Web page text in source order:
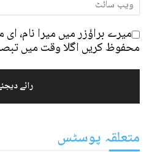
میرے براؤزر میں میرا نام،
محفوظ کریں اگلا وقت میں
متعلقہ پوسٹس